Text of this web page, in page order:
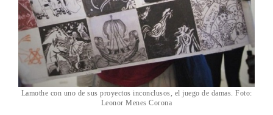
Lamothe con uno de sus proyectos inconclusos, el juego de damas. Foto:
Leonor Menes Corona